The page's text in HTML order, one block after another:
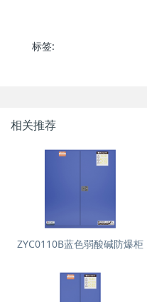
标签:
相关推荐
ZYC0110B蓝色弱酸碱防爆柜